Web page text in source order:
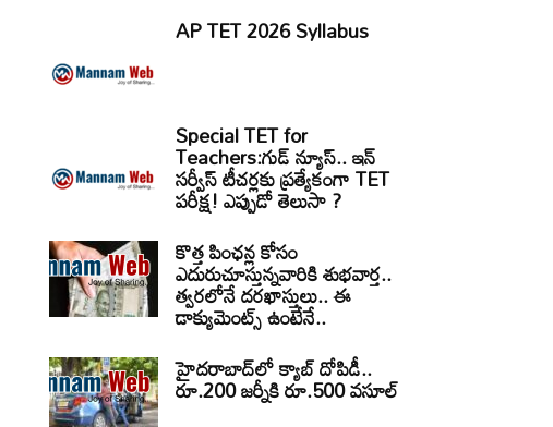
AP TET 2026 Syllabus
Special TET for
Teachers:గుడ్ న్యూస్.. ఇన్
సర్వీస్ టీచర్లకు ప్రత్యేకంగా TET
పరీక్ష! ఎప్పుడో తెలుసా ?
కొత్త పింఛన్ల కోసం
ఎదురుచూస్తున్నవారికి శుభవార్త..
త్వరలోనే దరఖాస్తులు.. ఈ
డాక్యుమెంట్స్ ఉంటేనే..
హైదరాబాద్‌లో క్యాబ్‌ దోపిడీ..
రూ.200 జర్నీకి రూ.500 వసూల్